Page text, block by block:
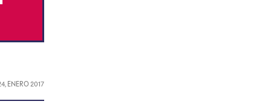
ENERO 2017